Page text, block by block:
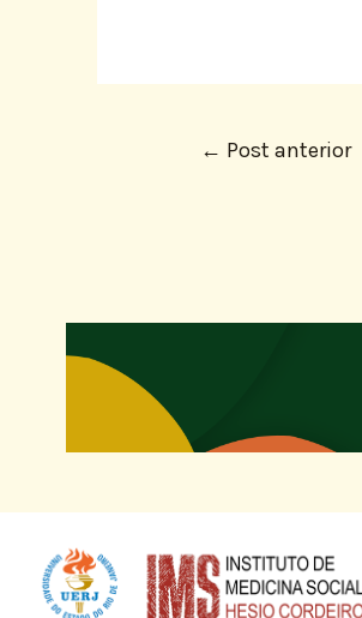
← Post anterior